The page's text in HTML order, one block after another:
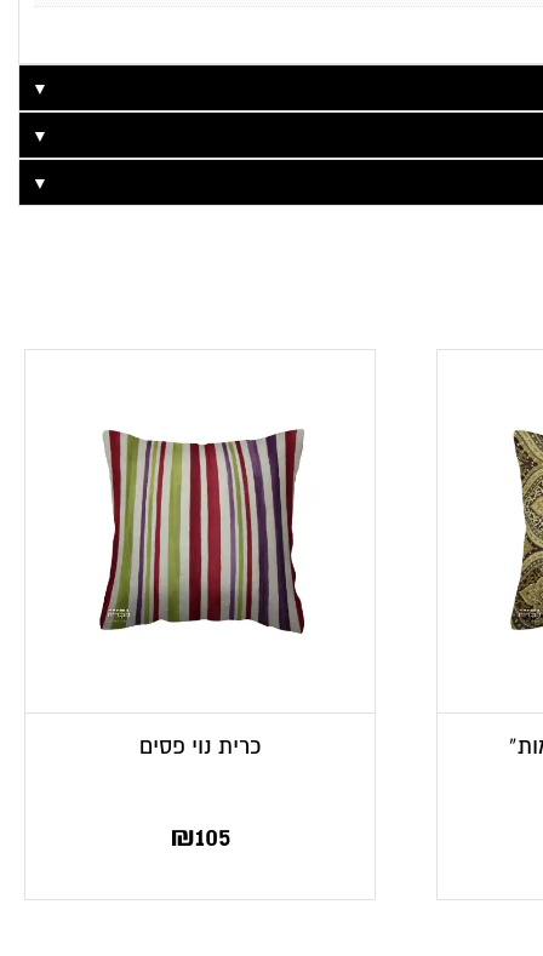
▼
▼
▼
כרית נוי פסים
₪105